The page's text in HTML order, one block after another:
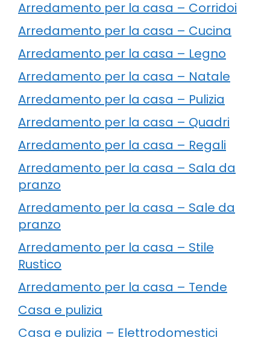
Arredamento per la casa – Corridoi
Arredamento per la casa – Cucina
Arredamento per la casa – Legno
Arredamento per la casa – Natale
Arredamento per la casa – Pulizia
Arredamento per la casa – Quadri
Arredamento per la casa – Regali
Arredamento per la casa – Sala da
pranzo
Arredamento per la casa – Sale da
pranzo
Arredamento per la casa – Stile
Rustico
Arredamento per la casa – Tende
Casa e pulizia
Casa e pulizia – Elettrodomestici